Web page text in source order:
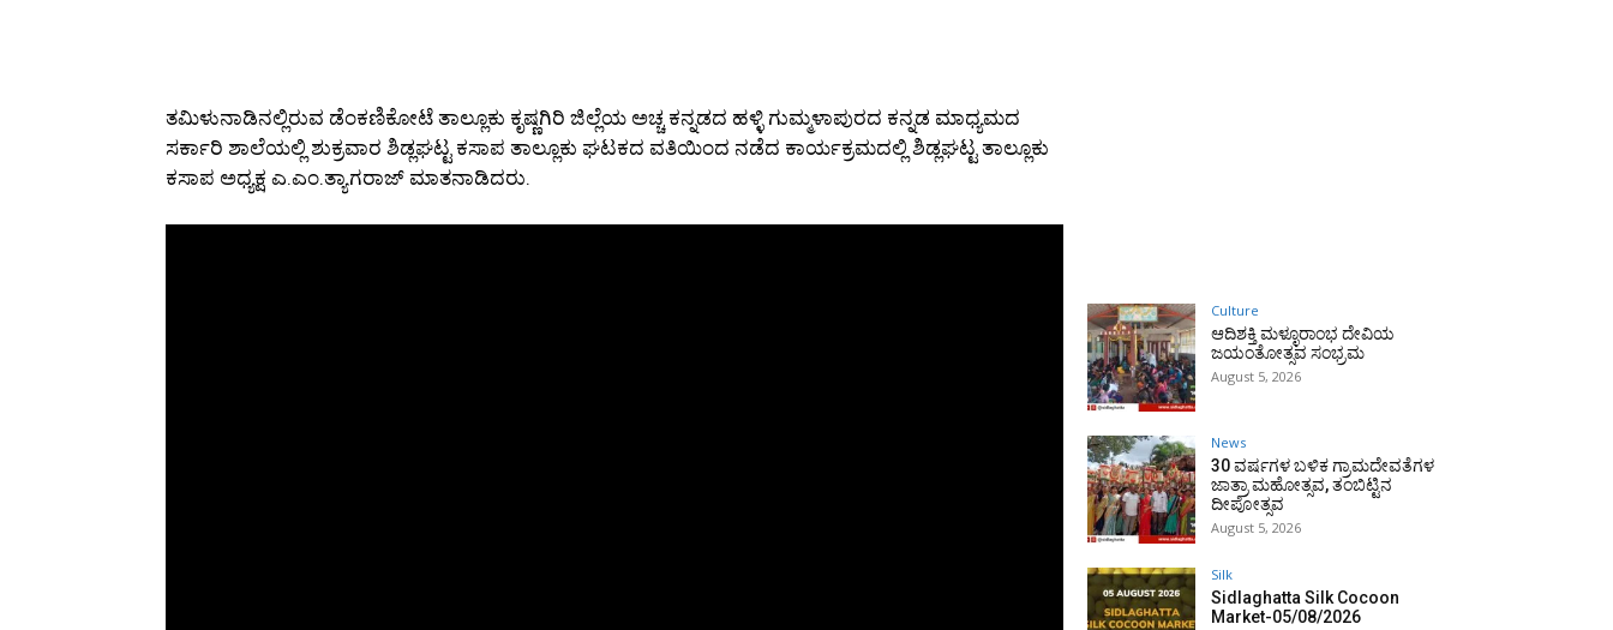
ತಮಿಳುನಾಡಿನಲ್ಲಿರುವ ಡೆಂಕಣಿಕೋಟೆ ತಾಲ್ಲೂಕು ಕೃಷ್ಣಗಿರಿ ಜಿಲ್ಲೆಯ ಅಚ್ಚ ಕನ್ನಡದ ಹಳ್ಳಿ ಗುಮ್ಮಳಾಪುರದ ಕನ್ನಡ ಮಾಧ್ಯಮದ
ಸರ್ಕಾರಿ ಶಾಲೆಯಲ್ಲಿ ಶುಕ್ರವಾರ ಶಿಡ್ಲಘಟ್ಟ ಕಸಾಪ ತಾಲ್ಲೂಕು ಘಟಕದ ವತಿಯಿಂದ ನಡೆದ ಕಾರ್ಯಕ್ರಮದಲ್ಲಿ ಶಿಡ್ಲಘಟ್ಟ ತಾಲ್ಲೂಕು
ಕಸಾಪ ಅಧ್ಯಕ್ಷ ಎ.ಎಂ.ತ್ಯಾಗರಾಜ್ ಮಾತನಾಡಿದರು.
Culture
ಆದಿಶಕ್ತಿ ಮಳ್ಳೂರಾಂಭ ದೇವಿಯ
ಜಯಂತೋತ್ಸವ ಸಂಭ್ರಮ
August 5, 2026
News
30 ವರ್ಷಗಳ ಬಳಿಕ ಗ್ರಾಮದೇವತೆಗಳ
ಜಾತ್ರಾ ಮಹೋತ್ಸವ, ತಂಬಿಟ್ಟಿನ
ದೀಪೋತ್ಸವ
August 5, 2026
Silk
Sidlaghatta Silk Cocoon
Market-05/08/2026